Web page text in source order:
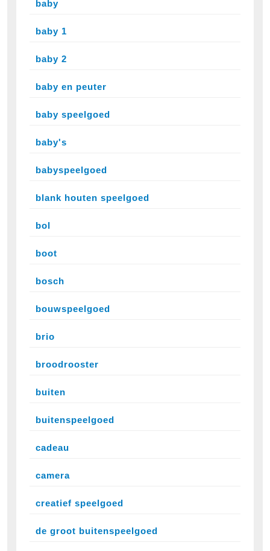
baby
baby 1
baby 2
baby en peuter
baby speelgoed
baby's
babyspeelgoed
blank houten speelgoed
bol
boot
bosch
bouwspeelgoed
brio
broodrooster
buiten
buitenspeelgoed
cadeau
camera
creatief speelgoed
de groot buitenspeelgoed